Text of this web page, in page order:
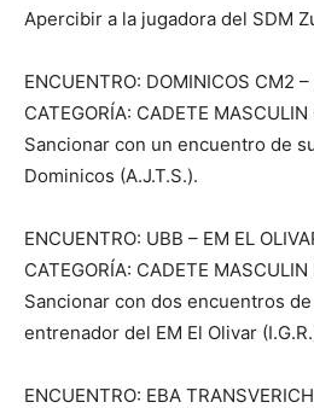
Apercibir a la jugadora del SDM
ENCUENTRO: DOMINICOS CM2
CATEGORÍA: CADETE MASCULIN
Sancionar con un encuentro de
Dominicos (A.J.T.S.).
ENCUENTRO: UBB – EM EL
CATEGORÍA: CADETE MASCULIN
Sancionar con dos encuentros
entrenador del EM El Olivar
ENCUENTRO: EBA